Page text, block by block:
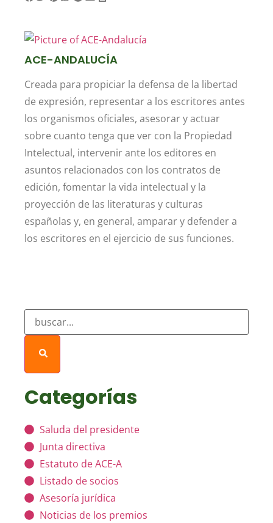
ACE-ANDALUCÍA
Creada para propiciar la defensa de la libertad
de expresión, representar a los escritores antes
los organismos oficiales, asesorar y actuar
sobre cuanto tenga que ver con la Propiedad
Intelectual, intervenir ante los editores en
asuntos relacionados con los contratos de
edición, fomentar la vida intelectual y la
proyección de las literaturas y culturas
españolas y, en general, amparar y defender a
los escritores en el ejercicio de sus funciones.
Categorías
Saluda del presidente
Junta directiva
Estatuto de ACE-A
Listado de socios
Asesoría jurídica
Noticias de los premios